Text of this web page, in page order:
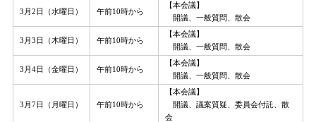
3月2日（水曜日） 午前10時から
【本会議】
開議、一般質問、散会
3月3日（木曜日） 午前10時から
【本会議】
開議、一般質問、散会
3月4日（金曜日） 午前10時から
【本会議】
開議、一般質問、散会
3月7日（月曜日） 午前10時から
【本会議】
開議、議案質疑、委員会付託、散
会